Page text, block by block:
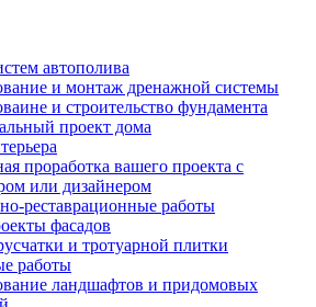
автополива
и монтаж дренажной системы
и строительство фундамента
проект дома
проработка вашего проекта с
или дизайнером
реставрационные работы
фасадов
и тротуарной плитки
работы
ландшафтов и придомовых